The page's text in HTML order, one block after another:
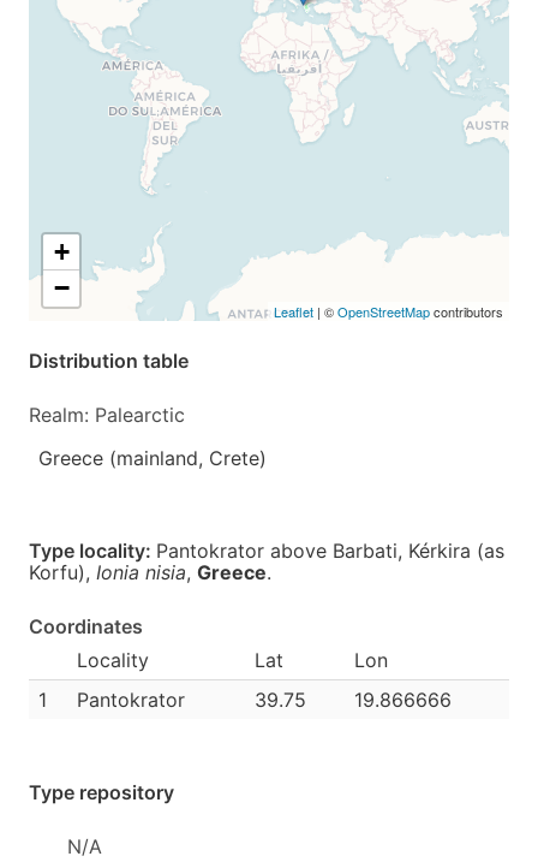
+
−
Leaflet | ©OpenStreetMapcontributors
Distribution table
Realm: Palearctic
Greece (mainland, Crete)
Type locality: Pantokrator above Barbati, Kérkira (as
Korfu), Ionia nisia, Greece.
Coordinates
Locality
Lat
Lon
1
Pantokrator 39.75 19.866666
Type repository
N/A